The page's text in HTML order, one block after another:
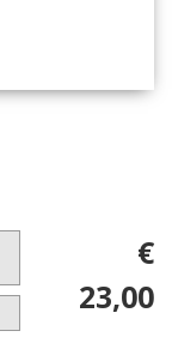
€
23,00